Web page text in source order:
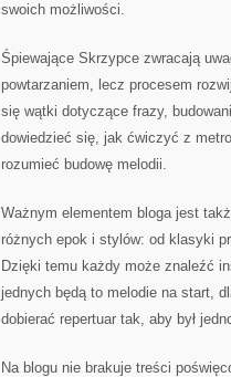
swoich możliwości.
Śpiewające Skrzypce zwracają
powtarzaniem, lecz procesem
się wątki dotyczące frazy,
dowiedzieć się, jak ćwiczyć z
rozumieć budowę melodii.
Ważnym elementem bloga jest
różnych epok i stylów: od klasyki
Dzięki temu każdy może znaleźć
jednych będą to melodie na start,
dobierać repertuar tak, aby był
Na blogu nie brakuje treści